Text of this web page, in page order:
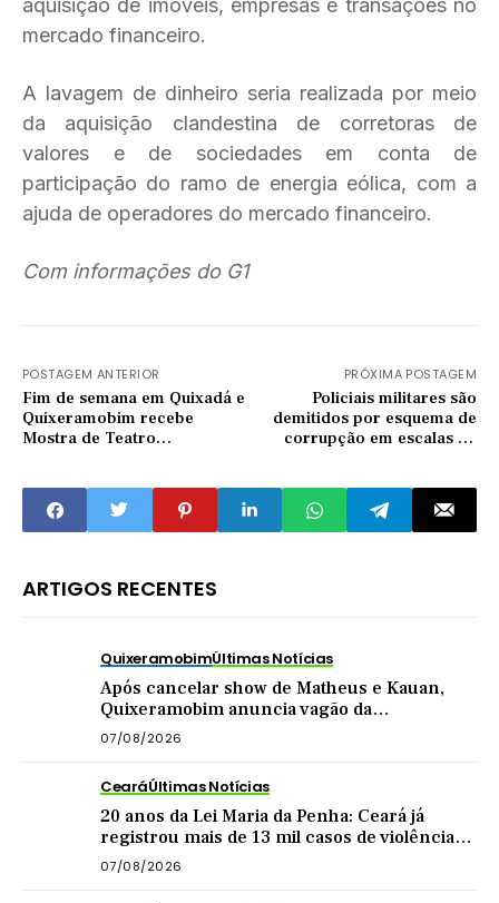
aquisição de imóveis, empresas e transações no
mercado financeiro.
A lavagem de dinheiro seria realizada por meio
da aquisição clandestina de corretoras de
valores e de sociedades em conta de
participação do ramo de energia eólica, com a
ajuda de operadores do mercado financeiro.
Com informações do G1
POSTAGEM ANTERIOR
Fim de semana em Quixadá e
Quixeramobim recebe
Mostra de Teatro
PRÓXIMA POSTAGEM
Policiais militares são
demitidos por esquema de
corrupção em escalas de
ARTIGOS RECENTES
QuixeramobimÚltimas Notícias
Após cancelar show de Matheus e Kauan,
Quixeramobim anuncia vagão da
Transnordestina como atração de
aniversário do município
07/08/2026
CearáÚltimas Notícias
20 anos da Lei Maria da Penha: Ceará já
registrou mais de 13 mil casos de violência
contra mulher este ano
07/08/2026